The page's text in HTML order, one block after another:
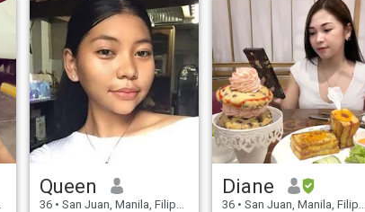
Queen
36 • San Juan, Manila, Filippine
Diane
36 • San Juan, Manila, Filippine